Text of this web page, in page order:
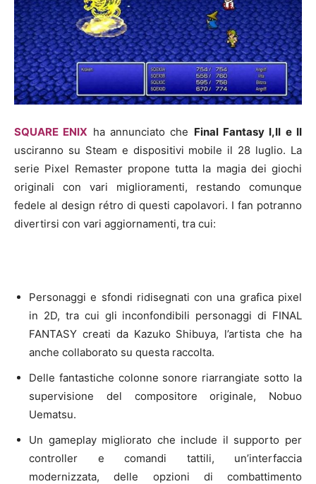
SQUARE ENIX ha annunciato che Final Fantasy I,II e II
usciranno su Steam e dispositivi mobile il 28 luglio. La
serie Pixel Remaster propone tutta la magia dei giochi
originali con vari miglioramenti, restando comunque
fedele al design rétro di questi capolavori. I fan potranno
divertirsi con vari aggiornamenti, tra cui:
Personaggi e sfondi ridisegnati con una grafica pixel
in 2D, tra cui gli inconfondibili personaggi di FINAL
FANTASY creati da Kazuko Shibuya, l’artista che ha
anche collaborato su questa raccolta.
Delle fantastiche colonne sonore riarrangiate sotto la
supervisione del compositore originale, Nobuo
Uematsu.
Un gameplay migliorato che include il supporto per
controller e comandi tattili, un’interfaccia
modernizzata, delle opzioni di combattimento